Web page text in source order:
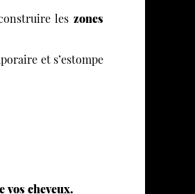
les zones
et s’estompe
vos cheveux.